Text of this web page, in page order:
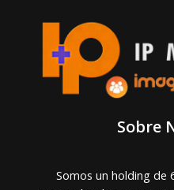
Sobre
Somos un holding de